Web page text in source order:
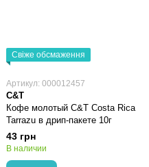
Свіже обсмаження
Артикул: 000012457
C&T
Кофе молотый C&T Costa Rica
Tarrazu в дрип-пакете 10г
43 грн
В наличии